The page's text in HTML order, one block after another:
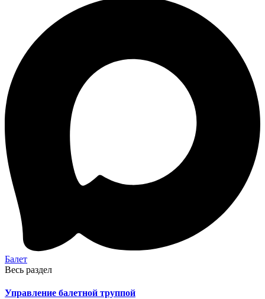
Балет
Весь раздел
Управление балетной труппой